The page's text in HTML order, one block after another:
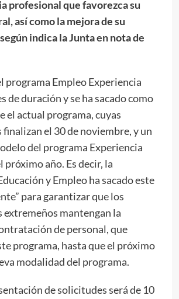
profesional que favorezca su
así como la mejora de su
indica la Junta en nota de
programa Empleo Experiencia
de duración y se ha sacado como
el actual programa, cuyas
el 30 de noviembre, y un
del programa Experiencia
próximo año. Es decir, la
y Empleo ha sacado este
para garantizar que los
mantengan la
de personal, que
programa, hasta que el próximo
modalidad del programa.
de solicitudes será de 10